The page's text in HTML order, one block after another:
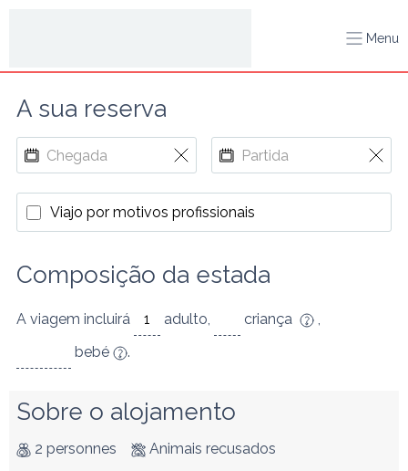
Menu
A sua reserva
Viajo por motivos profissionais
Composição da estada
A viagem incluirá adulto, criança
,
bebé
.
Sobre o alojamento
2 personnes
Animais recusados